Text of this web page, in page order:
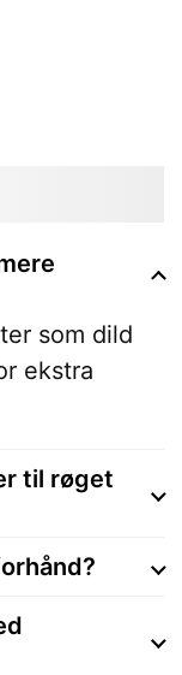
som dild
ekstra
til røget